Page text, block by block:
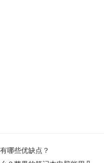
哪些优缺点？